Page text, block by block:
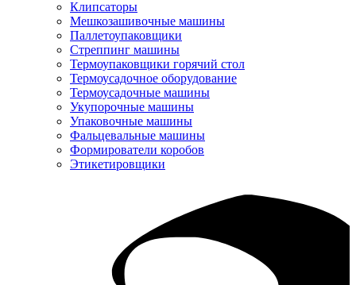
Клипсаторы
Мешкозашивочные машины
Паллетоупаковщики
Стреппинг машины
Термоупаковщики горячий стол
Термоусадочное оборудование
Термоусадочные машины
Укупорочные машины
Упаковочные машины
Фальцевальные машины
Формирователи коробов
Этикетировщики